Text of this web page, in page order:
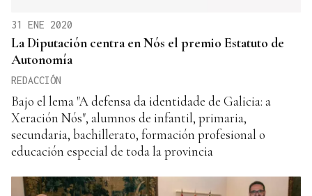
31 ENE 2020
La Diputación centra en Nós el premio Estatuto de
Autonomía
REDACCIÓN
Bajo el lema "A defensa da identidade de Galicia: a
Xeración Nós", alumnos de infantil, primaria,
secundaria, bachillerato, formación profesional o
educación especial de toda la provincia